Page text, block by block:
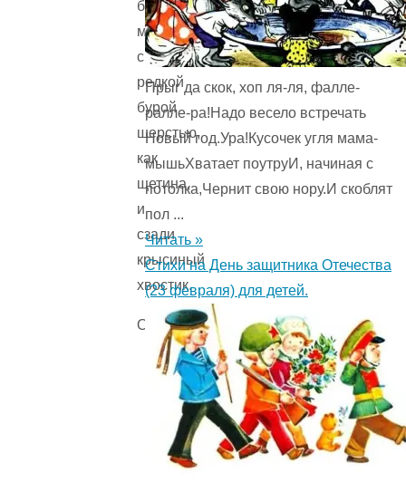
было
маленькое,
с
редкой
бурой
шерстью,
как
щетина,
и
сзади
крысиный
хвостик.
Оглавление:
Дикий
зверь
Как
я
учил
Прыг да скок, хоп ля-ля, фалле-
ралле-ра!Надо весело встречать
Новый год.Ура!Кусочек угля мама-
мышьХватает поутруИ, начиная с
потолка,Чернит свою нору.И скоблят
пол ...
Читать »
Стихи на День защитника Отечества
(23 февраля) для детей.